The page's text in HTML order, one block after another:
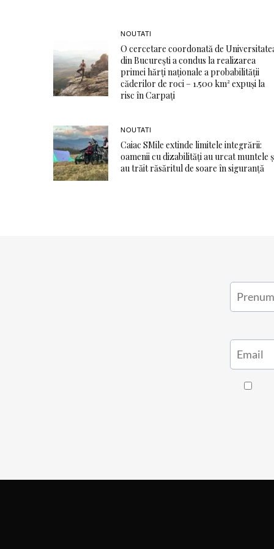
NOUTATI
O cercetare coordonată de
din București a condus la realizarea
primei hărți naționale a probabilității
căderilor de roci – 1.500 km² expuși la
risc în Carpați
NOUTATI
Caiac SMile extinde limitele integrării:
oamenii cu dizabilități au urcat muntele
au trăit răsăritul de soare în siguranță